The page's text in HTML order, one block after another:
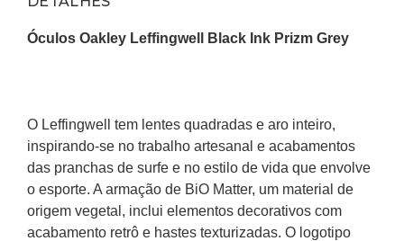
Óculos Oakley Leffingwell Black Ink Prizm Grey
O Leffingwell tem lentes quadradas e aro inteiro,
inspirando-se no trabalho artesanal e acabamentos
das pranchas de surfe e no estilo de vida que envolve
o esporte. A armação de BiO Matter, um material de
origem vegetal, inclui elementos decorativos com
acabamento retrô e hastes texturizadas. O logotipo